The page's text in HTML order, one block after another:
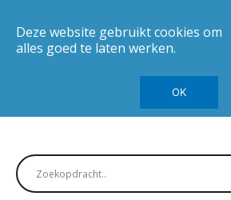
Deze website gebruikt cookies om
alles goed te laten werken.
OK